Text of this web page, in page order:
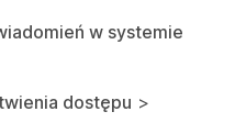
w systemie
dostępu >